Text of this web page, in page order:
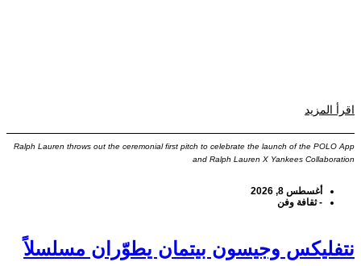
اقرأ المزيد
Ralph Lauren throws out the ceremonial first pitch to celebrate the launch of the POLO App
and Ralph Lauren X Yankees Collaboration
أغسطس 8, 2026
- ثقافة وفن
نتفليكس وجيسون بيتمان يطوّران مسلسلاً